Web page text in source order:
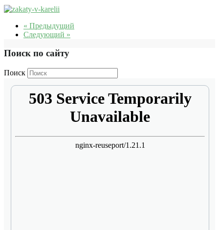
« Предыдущий
Следующий »
Поиск по сайту
Поиск